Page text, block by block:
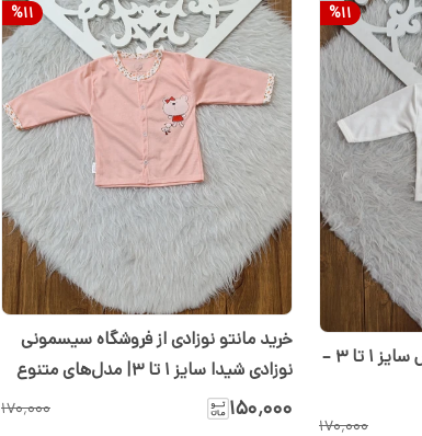
%11
جلودکمه نوزادی طرح خرگوش سایز ۱ تا ۳ –
۱۷۰٬۰۰۰
%11
خرید مانتو نوزادی از فروشگاه سیسمونی
نوزادی شیدا سایز ۱ تا ۳| مدل‌های متنوع
مانتو سیسمونی
۱۵۰٬۰۰۰ ۱۷۰٬۰۰۰